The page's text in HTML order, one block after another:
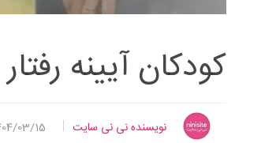
کودکان آیینه
نویسنده نی نی سایت 03/15